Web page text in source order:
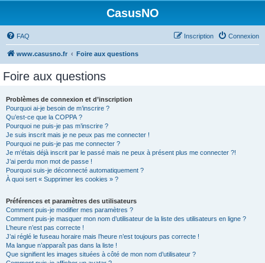
CasusNO
FAQ Connexion
Inscription
www.casusno.fr Foire aux questions
Foire aux questions
Problèmes de connexion et d’inscription
Pourquoi ai-je besoin de m’inscrire ?
Qu’est-ce que la COPPA ?
Pourquoi ne puis-je pas m’inscrire ?
Je suis inscrit mais je ne peux pas me connecter !
Pourquoi ne puis-je pas me connecter ?
Je m’étais déjà inscrit par le passé mais ne peux à présent plus me connecter ?!
J’ai perdu mon mot de passe !
Pourquoi suis-je déconnecté automatiquement ?
À quoi sert « Supprimer les cookies » ?
Préférences et paramètres des utilisateurs
Comment puis-je modifier mes paramètres ?
Comment puis-je masquer mon nom d’utilisateur de la liste des utilisateurs en ligne ?
L’heure n’est pas correcte !
J’ai réglé le fuseau horaire mais l’heure n’est toujours pas correcte !
Ma langue n’apparaît pas dans la liste !
Que signifient les images situées à côté de mon nom d’utilisateur ?